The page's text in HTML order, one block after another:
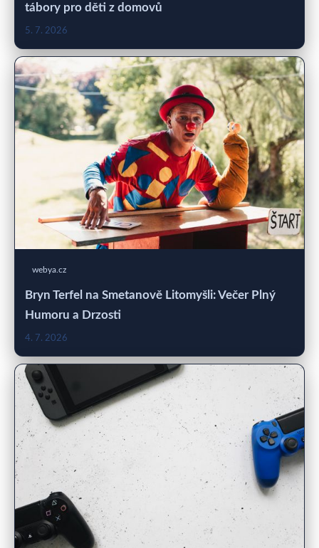
tábory pro děti z domovů
5. 7. 2026
webya.cz
Bryn Terfel na Smetanově Litomyšli: Večer Plný
Humoru a Drzosti
4. 7. 2026